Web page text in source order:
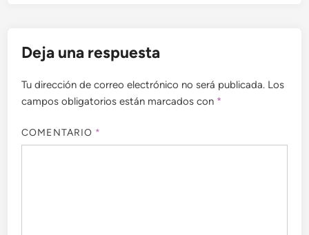
Deja una respuesta
Tu dirección de correo electrónico no será publicada. Los
campos obligatorios están marcados con *
COMENTARIO *